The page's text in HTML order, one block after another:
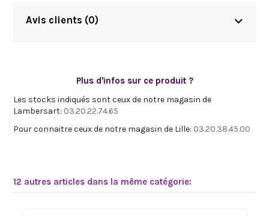
Avis clients (0)
Plus d'infos sur ce produit ?
Les stocks indiqués sont ceux de notre magasin de
Lambersart: 03.20.22.74.65
Pour connaitre ceux de notre magasin de Lille: 03.20.38.45.00
12 autres articles dans la même catégorie: